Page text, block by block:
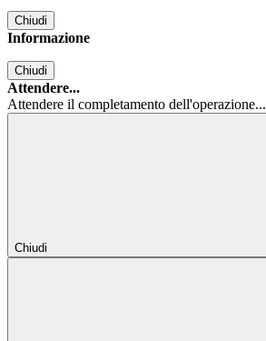
Chiudi
Informazione
Chiudi
Attendere...
Attendere il completamento dell'operazione...
Chiudi